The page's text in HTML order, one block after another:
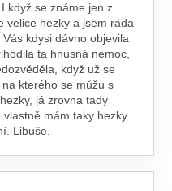
když se známe jen z
velice hezky a jsem ráda
kdysi dávno objevila
ta hnusná nemoc,
když už se
kterého se můžu s
já zrovna tady
mám taky hezky
Libuše.